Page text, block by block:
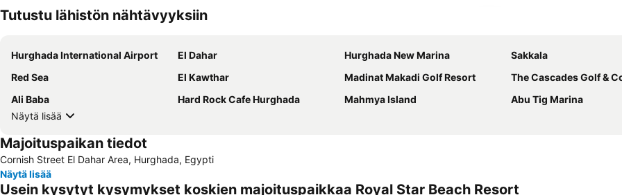
Tutustu lähistön nähtävyyksiin
Hurghada International Airport El Dahar Hurghada New Marina
Sakkala
Red Sea
El Kawthar Madinat Makadi Golf Resort
The Cascades Golf &
Ali Baba
Hard Rock Cafe Hurghada Mahmya Island
Abu Tig Marina
Näytä lisää
Majoituspaikan tiedot
Cornish Street El Dahar Area, Hurghada, Egypti
Näytä lisää
Usein kysytyt kysymykset koskien majoituspaikkaa Royal Star Beach Resort